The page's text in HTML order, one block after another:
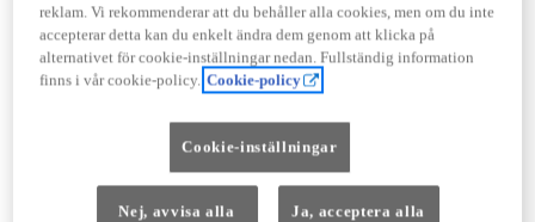
Prestanda
Acceleration 0-100km/h
Växellåda
reklam. Vi rekommenderar att du behåller alla cookies, men om du inte
accepterar detta kan du enkelt ändra dem genom att klicka på
alternativet för cookie-inställningar nedan. Fullständig information
finns i vår cookie-policy. Cookie-policy
Cookie-inställningar
Nej, avvisa alla Ja, acceptera alla